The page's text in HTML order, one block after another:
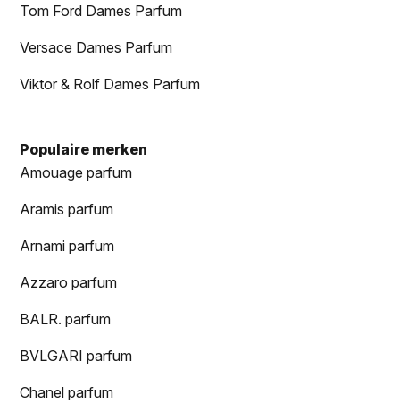
Tom Ford Dames Parfum
Versace Dames Parfum
Viktor & Rolf Dames Parfum
Populaire merken
Amouage parfum
Aramis parfum
Arnami parfum
Azzaro parfum
BALR. parfum
BVLGARI parfum
Chanel parfum